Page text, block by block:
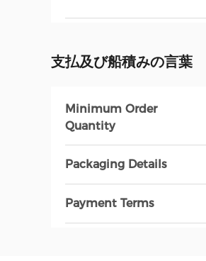
支払及び船積みの言葉
Minimum Order
Quantity
Packaging Details
Payment Terms